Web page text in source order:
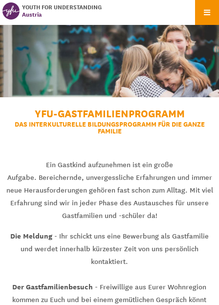
YOUTH FOR UNDERSTANDING
Austria
YFU-GASTFAMILIENPROGRAMM
DAS INTERKULTURELLE BILDUNGSPROGRAMM FÜR DIE GANZE
FAMILIE
Ein Gastkind aufzunehmen ist ein große
Aufgabe. Bereichernde, unvergessliche Erfahrungen und immer
neue Herausforderungen gehören fast schon zum Alltag. Mit viel
Erfahrung sind wir in jeder Phase des Austausches für unsere
Gastfamilien und -schüler da!
Die Meldung- Ihr schickt uns eine Bewerbung als Gastfamilie
und werdet innerhalb kürzester Zeit von uns persönlich
kontaktiert.
Der Gastfamilienbesuch - Freiwillige aus Eurer Wohnregion
kommen zu Euch und bei einem gemütlichen Gespräch könnt